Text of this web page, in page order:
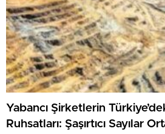
Yabancı Şirketlerin
Ruhsatları: Şaşırtıcı Sayılar